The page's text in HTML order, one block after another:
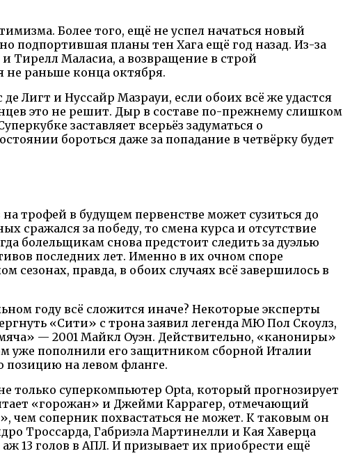
Более того, ещё не успел начаться новый
подпортившая планы тен Хага ещё год назад. Из-за
Тирелл Маласиа, а возвращение в строй
не раньше конца октября.
Лигт и Нуссайр Мазрауи, если обоих всё же удастся
это не решит. Дыр в составе по-прежнему слишком
заставляет всерьёз задуматься о
бороться даже за попадание в четвёрку будет
трофей в будущем первенстве может сузиться до
сражался за победу, то смена курса и отсутствие
болельщикам снова предстоит следить за дуэлью
последних лет. Именно в их очном споре
правда, в обоих случаях всё завершилось в
году всё сложится иначе? Некоторые эксперты
«Сити» с трона заявил легенда МЮ Пол Скоулз,
— 2001 Майкл Оуэн. Действительно, «канониры»
уже пополнили его защитником сборной Италии
на левом фланге.
только суперкомпьютер Opta, который прогнозирует
«горожан» и Джейми Каррагер, отмечающий
чем соперник похвастаться не может. К таковым он
Троссарда, Габриэла Мартинелли и Кая Хаверца
13 голов в АПЛ. И призывает их приобрести ещё